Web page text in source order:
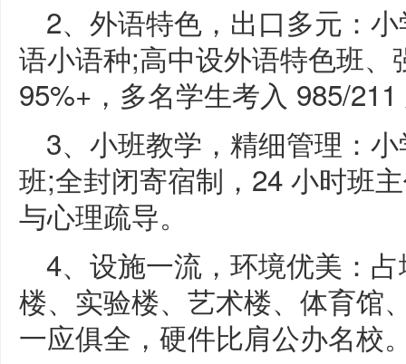
2、外语特色，出口多元：
语小语种;高中设外语特色班
95%+，多名学生考入 985/
3、小班教学，精细管理：
班;全封闭寄宿制，24 小时班
与心理疏导。
4、设施一流，环境优美：
楼、实验楼、艺术楼、体育馆
一应俱全，硬件比肩公办名校